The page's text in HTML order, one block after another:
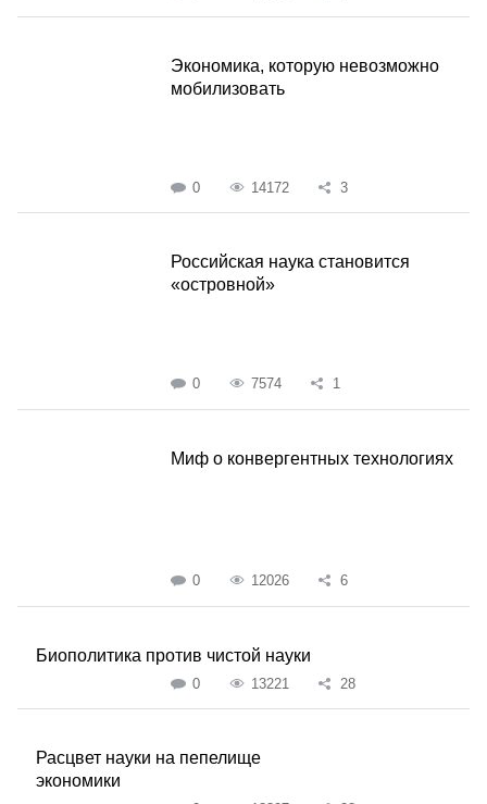
Экономика, которую невозможно
мобилизовать
0 14172 3
Российская наука становится
«островной»
0 7574 1
Миф о конвергентных технологиях
0 12026 6
Биополитика против чистой науки
0 13221 28
Расцвет науки на пепелище
экономики